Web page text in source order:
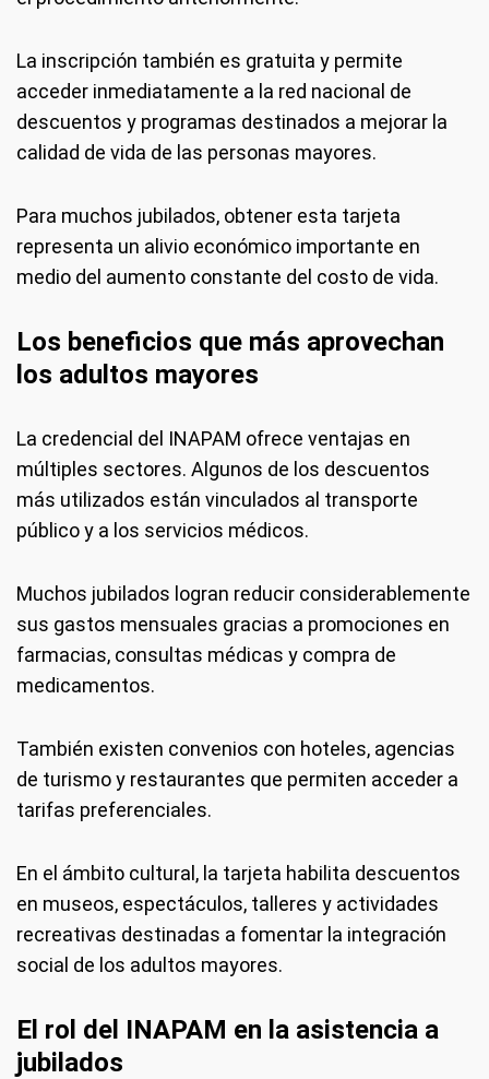
La inscripción también es gratuita y permite
acceder inmediatamente a la red nacional de
descuentos y programas destinados a mejorar la
calidad de vida de las personas mayores.
Para muchos jubilados, obtener esta tarjeta
representa un alivio económico importante en
medio del aumento constante del costo de vida.
Los beneficios que más aprovechan
los adultos mayores
La credencial del INAPAM ofrece ventajas en
múltiples sectores. Algunos de los descuentos
más utilizados están vinculados al transporte
público y a los servicios médicos.
Muchos jubilados logran reducir considerablemente
sus gastos mensuales gracias a promociones en
farmacias, consultas médicas y compra de
medicamentos.
También existen convenios con hoteles, agencias
de turismo y restaurantes que permiten acceder a
tarifas preferenciales.
En el ámbito cultural, la tarjeta habilita descuentos
en museos, espectáculos, talleres y actividades
recreativas destinadas a fomentar la integración
social de los adultos mayores.
El rol del INAPAM en la asistencia a
jubilados